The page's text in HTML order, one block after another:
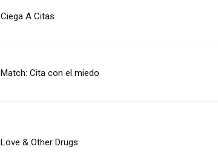
Ciega A Citas
Match: Cita con el miedo
Love & Other Drugs